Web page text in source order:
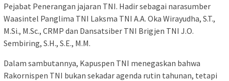
Pejabat Penerangan jajaran TNI. Hadir sebagai narasumber
Waasintel Panglima TNI Laksma TNI A.A. Oka Wirayudha, S.T.,
M.Si., M.Sc., CRMP dan Dansatsiber TNI Brigjen TNI J.O.
Sembiring, S.H., S.E., M.M.
Dalam sambutannya, Kapuspen TNI menegaskan bahwa
Rakornispen TNI bukan sekadar agenda rutin tahunan, tetapi